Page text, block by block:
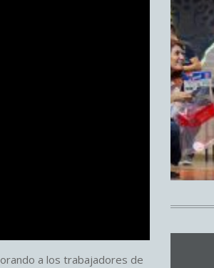
a los trabajadores de